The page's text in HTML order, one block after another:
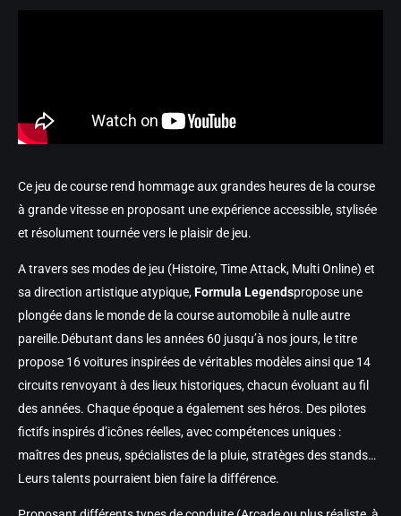
Ce jeu de course rend hommage aux grandes heures de la course
à grande vitesse en proposant une expérience accessible, stylisée
et résolument tournée vers le plaisir de jeu.
A travers ses modes de jeu (Histoire, Time Attack, Multi Online) et
sa direction artistique atypique,Formula Legendspropose une
plongée dans le monde de la course automobile à nulle autre
pareille.Débutant dans les années 60 jusqu’à nos jours, le titre
propose 16 voitures inspirées de véritables modèles ainsi que 14
circuits renvoyant à des lieux historiques, chacun évoluant au fil
des années. Chaque époque a également ses héros. Des pilotes
fictifs inspirés d’icônes réelles, avec compétences uniques :
maîtres des pneus, spécialistes de la pluie, stratèges des stands…
Leurs talents pourraient bien faire la différence.